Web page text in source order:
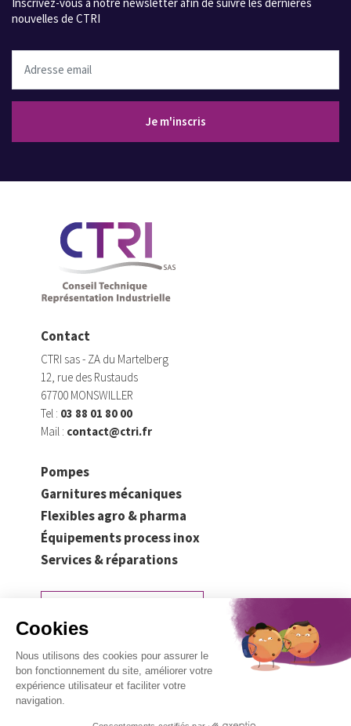
Inscrivez-vous à notre newsletter afin de suivre les dernières
nouvelles de CTRI
Adresse email
Je m'inscris
Contact
CTRI sas - ZA du Martelberg
12, rue des Rustauds
67700 MONSWILLER
Tel : 03 88 01 80 00
Mail : contact@ctri.fr
Pompes
Garnitures mécaniques
Flexibles agro & pharma
Équipements process inox
Services & réparations
Mentions légales
Politique de confidentialité